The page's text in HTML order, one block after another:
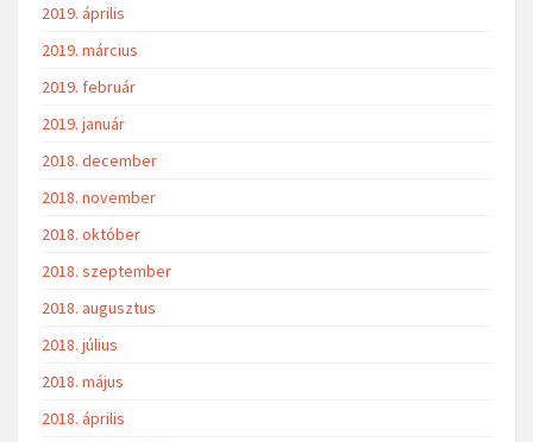
2019. április
2019. március
2019. február
2019. január
2018. december
2018. november
2018. október
2018. szeptember
2018. augusztus
2018. július
2018. május
2018. április